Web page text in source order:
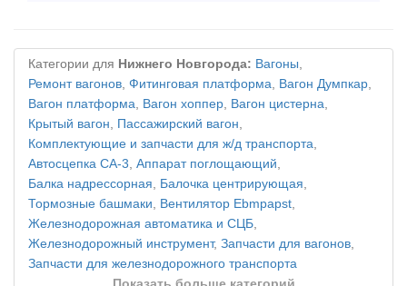
Категории для Нижнего Новгорода: Вагоны,
Ремонт вагонов, Фитинговая платформа, Вагон Думпкар,
Вагон платформа, Вагон хоппер, Вагон цистерна,
Крытый вагон, Пассажирский вагон,
Комплектующие и запчасти для ж/д транспорта,
Автосцепка СА-3, Аппарат поглощающий,
Балка надрессорная, Балочка центрирующая,
Тормозные башмаки, Вентилятор Ebmpapst,
Железнодорожная автоматика и СЦБ,
Железнодорожный инструмент, Запчасти для вагонов,
Запчасти для железнодорожного транспорта